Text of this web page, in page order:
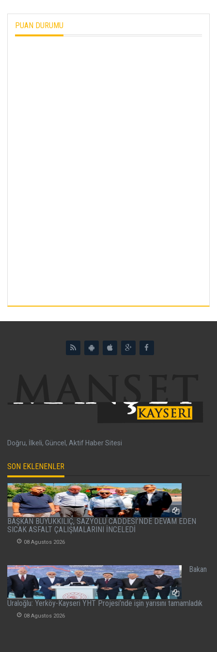
PUAN DURUMU
Doğru, İlkeli, Güncel, Aktif Haber Sitesi
SON EKLENENLER
BAŞKAN BÜYÜKKILIÇ, SAZYOLU CADDESİ’NDE DEVAM EDEN
SICAK ASFALT ÇALIŞMALARINI İNCELEDİ
08 Agustos 2026
Bakan
Uraloğlu: Yerköy-Kayseri YHT Projesi’nde işin yarısını tamamladık
08 Agustos 2026